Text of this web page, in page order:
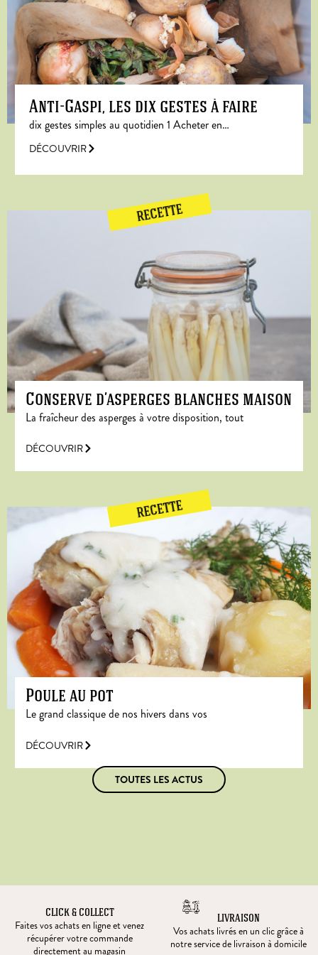
Anti-Gaspi, les dix gestes à faire
dix gestes simples au quotidien 1 Acheter en…
DÉCOUVRIR
RECETTE
Conserve d’asperges blanches maison
La fraîcheur des asperges à votre disposition, tout
DÉCOUVRIR
RECETTE
Poule au pot
Le grand classique de nos hivers dans vos
DÉCOUVRIR
TOUTES LES ACTUS
CLICK & COLLECT
Faites vos achats en ligne et venez
récupérer votre commande
directement au magasin
LIVRAISON
Vos achats livrés en un clic grâce à
notre service de livraison à domicile